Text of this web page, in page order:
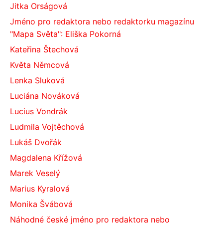
Jitka Orságová
Jméno pro redaktora nebo redaktorku magazínu
"Mapa Světa": Eliška Pokorná
Kateřina Štechová
Květa Němcová
Lenka Sluková
Luciána Nováková
Lucius Vondrák
Ludmila Vojtěchová
Lukáš Dvořák
Magdalena Křížová
Marek Veselý
Marius Kyralová
Monika Švábová
Náhodné české jméno pro redaktora nebo